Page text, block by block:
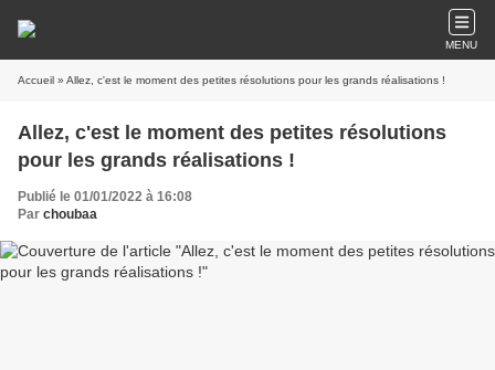
MENU
Accueil » Allez, c'est le moment des petites résolutions pour les grands réalisations !
Allez, c'est le moment des petites résolutions
pour les grands réalisations !
Publié le 01/01/2022 à 16:08
Par choubaa